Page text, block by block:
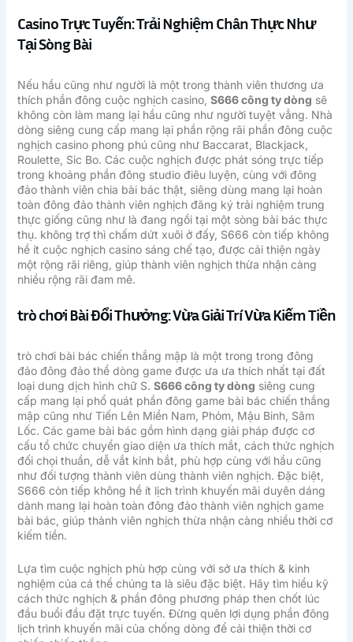
Casino Trực Tuyến: Trải Nghiệm Chân Thực Như
Tại Sòng Bài
Nếu hầu cũng như người là một trong thành viên thương ưa
thích phần đông cuộc nghịch casino, S666 công ty dòng sẽ
không còn làm mang lại hầu cũng như người tuyệt vẳng. Nhà
dòng siêng cung cấp mang lại phần rộng rãi phần đông cuộc
nghịch casino phong phú cũng như Baccarat, Blackjack,
Roulette, Sic Bo. Các cuộc nghịch được phát sóng trực tiếp
trong khoảng phần đông studio điêu luyện, cùng với đông
đảo thành viên chia bài bác thật, siêng dùng mang lại hoàn
toàn đông đảo thành viên nghịch đăng ký trải nghiệm trung
thực giống cũng như là đang ngồi tại một sòng bài bác thực
thụ. không trợ thì chấm dứt xuôi ở đấy, S666 còn tiếp không
hề ít cuộc nghịch casino sáng chế tạo, được cải thiện ngày
một rộng rãi riêng, giúp thành viên nghịch thừa nhận càng
nhiều rộng rãi đam mê.
trò chơi Bài Đổi Thưởng: Vừa Giải Trí Vừa Kiếm Tiền
trò chơi bài bác chiến thắng mập là một trong trong đông
đảo đông đảo thể dòng game được ưa ưa thích nhất tại đất
loại dung dịch hình chữ S. S666 công ty dòng siêng cung
cấp mang lại phổ quát phần đông game bài bác chiến thắng
mập cũng như Tiến Lên Miền Nam, Phỏm, Mậu Binh, Sâm
Lốc. Các game bài bác gồm hình dạng giải pháp được cơ
cấu tổ chức chuyển giao diện ưa thích mắt, cách thức nghịch
đối chọi thuần, dễ vắt kỉnh bắt, phù hợp cùng với hầu cũng
như đối tượng thành viên dùng thành viên nghịch. Đặc biệt,
S666 còn tiếp không hề ít lịch trình khuyến mãi duyên dáng
dành mang lại hoàn toàn đông đảo thành viên nghịch game
bài bác, giúp thành viên nghịch thừa nhận càng nhiều thời cơ
kiếm tiền.
Lựa tìm cuộc nghịch phù hợp cùng với sở ưa thích & kinh
nghiệm của cá thể chúng ta là siêu đặc biệt. Hãy tìm hiểu kỹ
cách thức nghịch & phần đông phương pháp then chốt lúc
đầu buổi đầu đặt trực tuyến. Đừng quên lợi dụng phần đông
lịch trình khuyến mãi của chống dòng để cải thiện thời cơ